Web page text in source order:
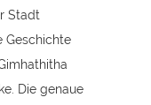
Stadt
Geschichte
Die genaue